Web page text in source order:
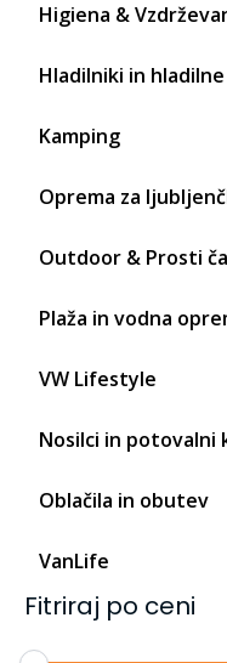
Higiena &
Hladilniki in
Kamping
Oprema za
Outdoor & Prosti
Plaža in vodna
VW Lifestyle
Nosilci in potovalni
Oblačila in obutev
VanLife
Fitriraj po ceni